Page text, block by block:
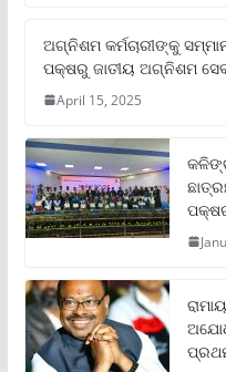
ଅଗ୍ନିଶମ କର୍ମଚାରୀଙ୍କୁ
ପକ୍ଷରୁ ଜାତୀୟ ଅଗ୍ନିଶମ
April 15, 2025
ପ୍ରଥମ